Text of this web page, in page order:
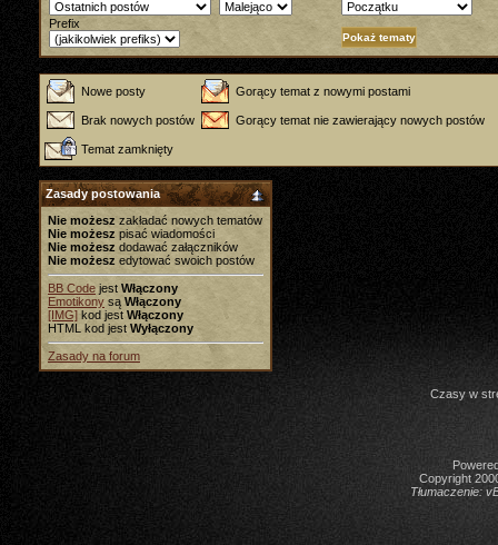
Prefix
Nowe posty Gorący temat z nowymi postami
Brak nowych postów Gorący temat nie zawierający nowych postów
Temat zamknięty
Zasady postowania
Nie możesz zakładać nowych tematów
Nie możesz pisać wiadomości
Nie możesz dodawać załączników
Nie możesz edytować swoich postów
BB Code jest Włączony
Emotikony są Włączony
[IMG] kod jest Włączony
HTML kod jest Wyłączony
Zasady na forum
Czasy w
Copyright
Tłumaczenie: